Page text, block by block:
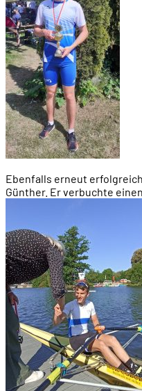
Ebenfalls erneut
Günther. Er verbuchte